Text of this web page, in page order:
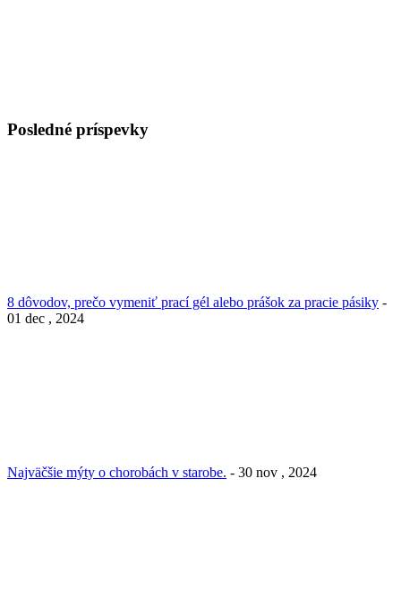
Posledné príspevky
8 dôvodov, prečo vymeniť prací gél alebo prášok za pracie pásiky -
01 dec , 2024
Najväčšie mýty o chorobách v starobe. - 30 nov , 2024